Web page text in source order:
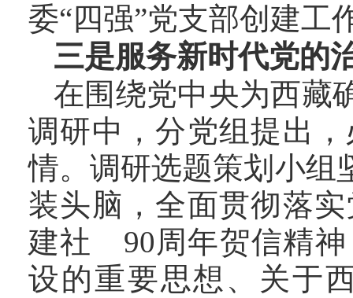
委“四强”党支部创建工
三是服务新时代党的
在围绕党中央为西藏
调研中，分党组提出
情。调研选题策划小组
装头脑，全面贯彻落
建社 90周年贺信精神
设的重要思想、关于